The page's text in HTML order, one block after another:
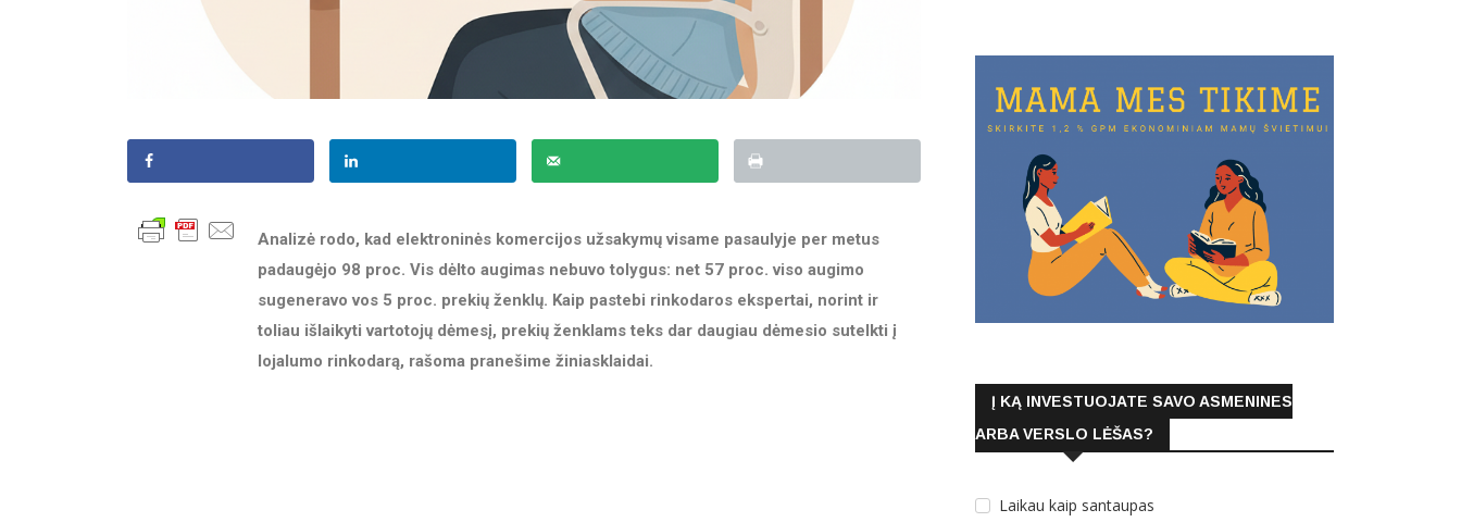
Analizė rodo, kad elektroninės komercijos užsakymų visame pasaulyje per metus
padaugėjo 98 proc. Vis dėlto augimas nebuvo tolygus: net 57 proc. viso augimo
sugeneravo vos 5 proc. prekių ženklų. Kaip pastebi rinkodaros ekspertai, norint ir
toliau išlaikyti vartotojų dėmesį, prekių ženklams teks dar daugiau dėmesio sutelkti į
lojalumo rinkodarą, rašoma pranešime žiniasklaidai.
Į KĄ INVESTUOJATE SAVO ASMENINES
ARBA VERSLO LĖŠAS?
Laikau kaip santaupas